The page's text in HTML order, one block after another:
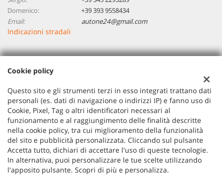
Domenico:
+39 393 9558434
Email:
autone24@gmail.com
Indicazioni stradali
Dati fiscali:
Autoone 24 Di Piccinini Sergio Domenico
VIA REDIPUGLIA 5/E, BAREGGIO (MI)
P.IVA:07806030966
Registro delle imprese:MI
Cookie policy
Questo sito e gli strumenti terzi in esso integrati trattano dati
personali (es. dati di navigazione o indirizzi IP) e fanno uso di
Cookie, Pixel, Tag o altri identificatori necessari al
funzionamento e al raggiungimento delle finalità descritte
nella cookie policy, tra cui miglioramento della funzionalità
del sito e pubblicità personalizzata. Cliccando sul pulsante
Accetta tutto, dichiari di accettare l'uso di queste tecnologie.
In alternativa, puoi personalizzare le tue scelte utilizzando
l'apposito pulsante. Scopri di più e personalizza.